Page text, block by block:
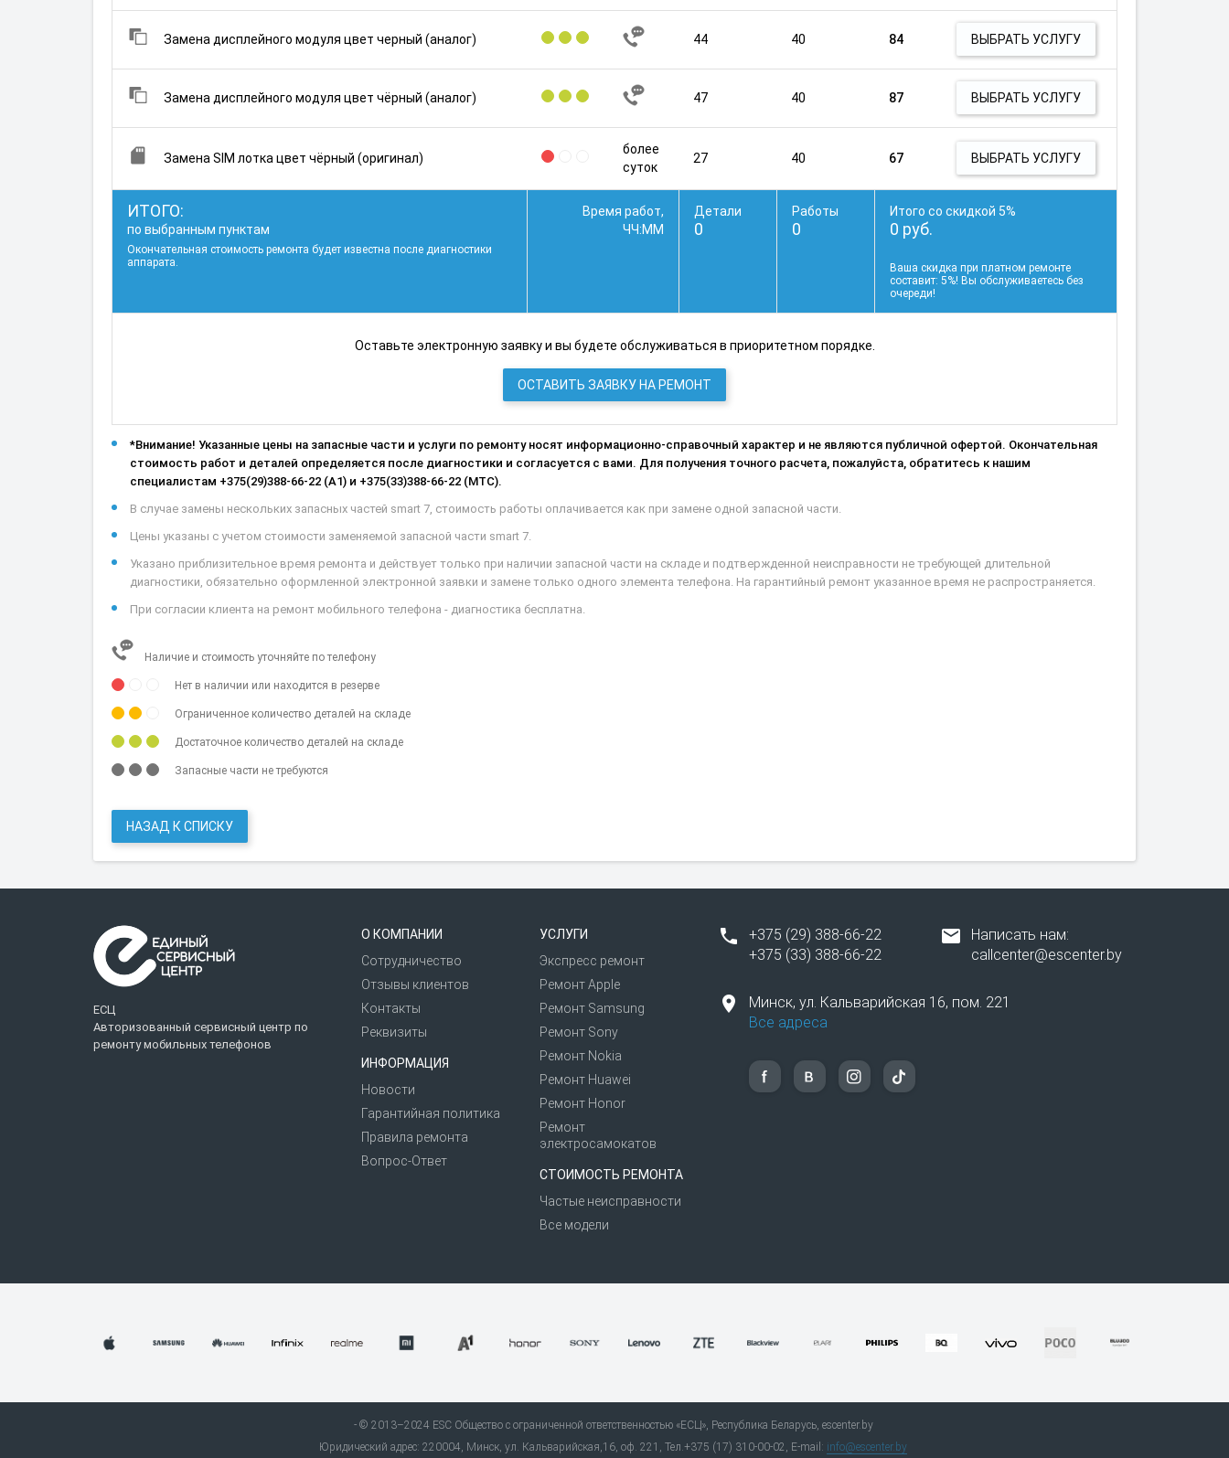
Замена дисплейного модуля цвет черный (аналог) 44 40 84 ВЫБРАТЬ УСЛУГУ
Замена дисплейного модуля цвет чёрный (аналог) 47 40 87 ВЫБРАТЬ УСЛУГУ
Замена SIM лотка цвет чёрный (оригинал)
более
суток
27 40 67 ВЫБРАТЬ УСЛУГУ
ИТОГО:
по выбранным пунктам
Окончательная стоимость ремонта будет известна после диагностики
аппарата.
Время работ,
ЧЧ:ММ
Детали
0
Работы
0
Итого со скидкой 5%
0 руб.
Ваша скидка при платном ремонте
составит: 5%! Вы обслуживаетесь без
очереди!
Оставьте электронную заявку и вы будете обслуживаться в приоритетном порядке.
ОСТАВИТЬ ЗАЯВКУ НА РЕМОНТ
*Внимание! Указанные цены на запасные части и услуги по ремонту носят информационно-справочный характер и не являются публичной офертой. Окончательная
стоимость работ и деталей определяется после диагностики и согласуется с вами. Для получения точного расчета, пожалуйста, обратитесь к нашим
специалистам +375(29)388-66-22 (А1) и +375(33)388-66-22 (МТС).
В случае замены нескольких запасных частей smart 7, стоимость работы оплачивается как при замене одной запасной части.
Цены указаны с учетом стоимости заменяемой запасной части smart 7.
Указано приблизительное время ремонта и действует только при наличии запасной части на складе и подтвержденной неисправности не требующей длительной
диагностики, обязательно оформленной электронной заявки и замене только одного элемента телефона. На гарантийный ремонт указанное время не распространяется.
При согласии клиента на ремонт мобильного телефона - диагностика бесплатна.
Наличие и стоимость уточняйте по телефону
Нет в наличии или находится в резерве
Ограниченное количество деталей на складе
Достаточное количество деталей на складе
Запасные части не требуются
НАЗАД К СПИСКУ
ЕСЦ
Авторизованный сервисный центр по
ремонту мобильных телефонов
О КОМПАНИИ
Сотрудничество
Отзывы клиентов
Контакты
Реквизиты
ИНФОРМАЦИЯ
Новости
Гарантийная политика
Правила ремонта
Вопрос-Ответ
УСЛУГИ
Экспресс ремонт
Ремонт Apple
Ремонт Samsung
Ремонт Sony
Ремонт Nokia
Ремонт Huawei
Ремонт Honor
Ремонт
электросамокатов
СТОИМОСТЬ РЕМОНТА
Частые неисправности
Все модели
+375 (29) 388-66-22
+375 (33) 388-66-22
Написать нам:
callcenter@escenter.by
Минск, ул. Кальварийская 16, пом. 221
Все адреса
© 2013–2024 ESC Общество с ограниченной ответственностью «ЕСЦ», Республика Беларусь, escenter.by
Юридический адрес: 220004, Минск, ул. Кальварийская,16, оф. 221, Тел.+375 (17) 310-00-02, E-mail: info@escenter.by